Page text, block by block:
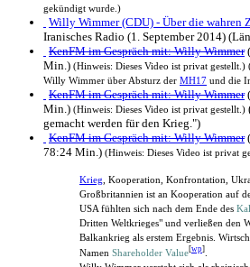
gekündigt wurde.)
Willy Wimmer (CDU) - Über die wahren
Iranisches Radio (1. September 2014)
KenFM im Gespräch mit: Willy Wimmer
Min.) (Hinweis: Dieses Video ist privat gestellt.)
Willy Wimmer über Absturz der MH17 und die
KenFM im Gespräch mit: Willy Wimmer
Min.) (Hinweis: Dieses Video ist privat gestellt.)
gemacht werden für den Krieg.")
KenFM im Gespräch mit: Willy Wimmer
78:24 Min.) (Hinweis: Dieses Video ist privat
Krieg , Kooperation, Konfrontation,
Großbritannien ist an Kooperation auf
USA fühlten sich nach dem Ende des
Dritten Weltkrieges" und verließen den
Balkankrieg als erstem Ergebnis.
Namen Shareholder Value[wp]